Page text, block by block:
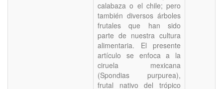
calabaza o el chile; pero
también diversos árboles
frutales que han sido
parte de nuestra cultura
alimentaria. El presente
artículo se enfoca a la
ciruela mexicana
(Spondias purpurea),
frutal nativo del trópico